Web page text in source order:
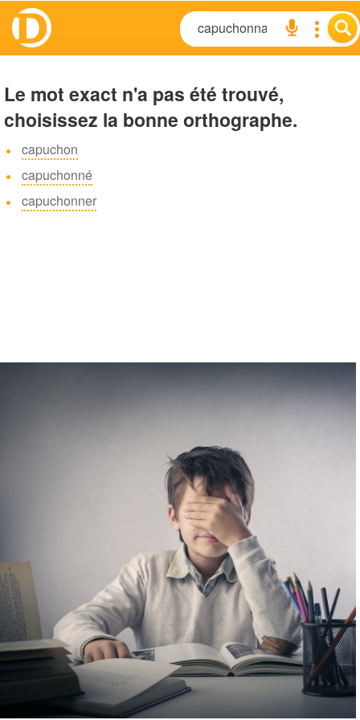
Le mot exact n'a pas été trouvé,
choisissez la bonne orthographe.
capuchon
capuchonné
capuchonner